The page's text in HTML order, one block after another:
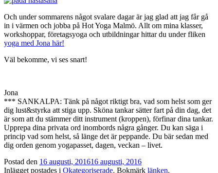
Och under sommarens något svalare dagar är jag glad att jag får gå
in i värmen och jobba på Hot Yoga Malmö. Allt om mina klasser,
workshoppar, företagsyoga och utbildningar hittar du under fliken
yoga med Jona här!
Väl bekomme, vi ses snart!
Jona
*** SANKALPA: Tänk på något riktigt bra, vad som helst som ger
dig lust&styrka att stiga upp. Sköna tankar sätter fart på din dag, det
är som att du stämmer ditt instrument (kroppen), förfinar dina tankar.
Upprepa dina privata ord inombords några gånger. Du kan säga i
princip vad som helst, så länge det är peppande. Du bär sedan med
dig orden genom yogapasset, dagen, veckan – livet.
Postad den 16 augusti, 201616 augusti, 2016
Inlägget postades i Okategoriserade. Bokmärk länken.